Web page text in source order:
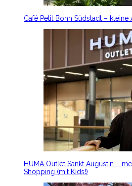
Café Petit Bonn Südstadt –
HUMA Outlet Sankt Augustin –
Shopping (mit Kids!)